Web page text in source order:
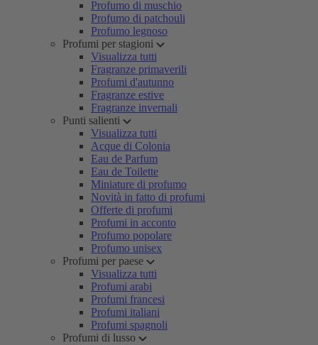
Profumo di muschio
Profumo di patchouli
Profumo legnoso
Profumi per stagioni
Visualizza tutti
Fragranze primaverili
Profumi d'autunno
Fragranze estive
Fragranze invernali
Punti salienti
Visualizza tutti
Acque di Colonia
Eau de Parfum
Eau de Toilette
Miniature di profumo
Novità in fatto di profumi
Offerte di profumi
Profumi in acconto
Profumo popolare
Profumo unisex
Profumi per paese
Visualizza tutti
Profumi arabi
Profumi francesi
Profumi italiani
Profumi spagnoli
Profumi di lusso